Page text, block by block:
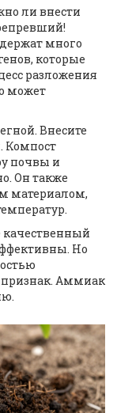
ли внести
много
которые
разложения
может
Внесите
Компост
почвы и
Он также
материалом,
качественный
Но
Аммиак